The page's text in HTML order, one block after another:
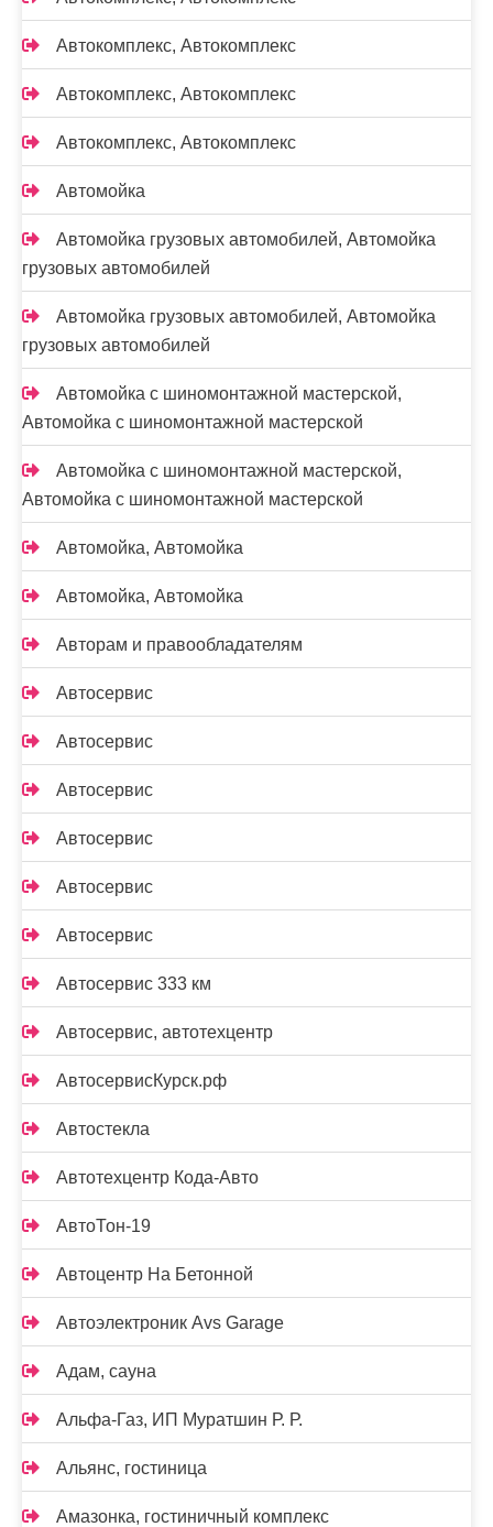
Автокомплекс, Автокомплекс
Автокомплекс, Автокомплекс
Автокомплекс, Автокомплекс
Автомойка
Автомойка грузовых автомобилей, Автомойка
грузовых автомобилей
Автомойка грузовых автомобилей, Автомойка
грузовых автомобилей
Автомойка с шиномонтажной мастерской,
Автомойка с шиномонтажной мастерской
Автомойка с шиномонтажной мастерской,
Автомойка с шиномонтажной мастерской
Автомойка, Автомойка
Автомойка, Автомойка
Авторам и правообладателям
Автосервис
Автосервис
Автосервис
Автосервис
Автосервис
Автосервис
Автосервис 333 км
Автосервис, автотехцентр
АвтосервисКурск.рф
Автостекла
Автотехцентр Кода-Авто
АвтоТон-19
Автоцентр На Бетонной
Автоэлектроник Avs Garage
Адам, сауна
Альфа-Газ, ИП Муратшин Р. Р.
Альянс, гостиница
Амазонка, гостиничный комплекс